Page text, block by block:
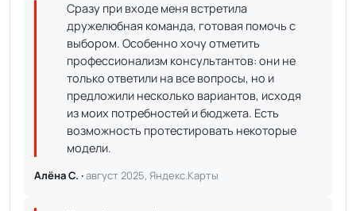
Сразу при входе меня встретила
дружелюбная команда, готовая помочь с
выбором. Особенно хочу отметить
профессионализм консультантов: они не
только ответили на все вопросы, но и
предложили несколько вариантов, исходя
из моих потребностей и бюджета. Есть
возможность протестировать некоторые
модели.
Алёна С. ·август 2025, Яндекс.Карты